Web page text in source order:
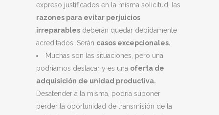
expreso justificados en la misma solicitud, las
razones para evitar perjuicios
irreparables deberán quedar debidamente
acreditados. Serán casos excepcionales.
Muchas son las situaciones, pero una
podríamos destacar y es una oferta de
adquisición de unidad productiva.
Desatender a la misma, podría suponer
perder la oportunidad de transmisión de la